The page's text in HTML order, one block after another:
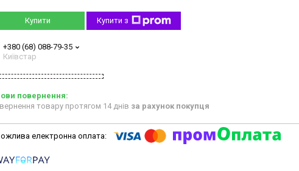
Купити Купити з
+380 (68) 088-79-35
Київстар
товару протягом 14 днів за рахунок покупця